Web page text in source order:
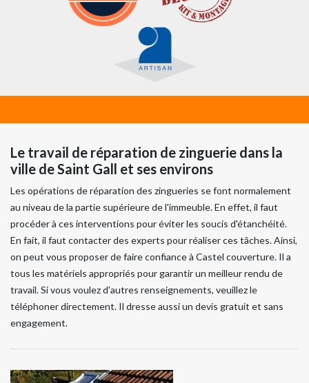
Le travail de réparation de zinguerie dans la
ville de Saint Gall et ses environs
Les opérations de réparation des zingueries se font normalement
au niveau de la partie supérieure de l'immeuble. En effet, il faut
procéder à ces interventions pour éviter les soucis d'étanchéité.
En fait, il faut contacter des experts pour réaliser ces tâches. Ainsi,
on peut vous proposer de faire confiance à Castel couverture. Il a
tous les matériels appropriés pour garantir un meilleur rendu de
travail. Si vous voulez d'autres renseignements, veuillez le
téléphoner directement. Il dresse aussi un devis gratuit et sans
engagement.